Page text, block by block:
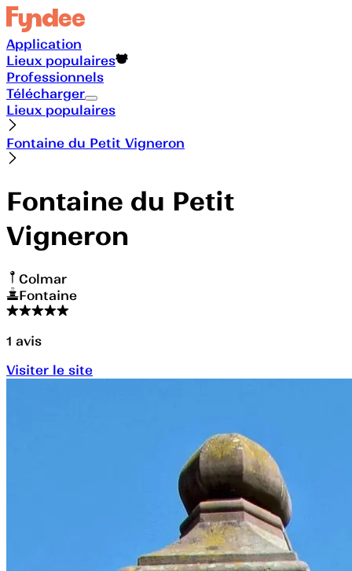
Application
Lieux populaires
Professionnels
Télécharger
Lieux populaires
Fontaine du Petit Vigneron
Fontaine du Petit
Vigneron
Colmar
Fontaine
1 avis
Visiter le site